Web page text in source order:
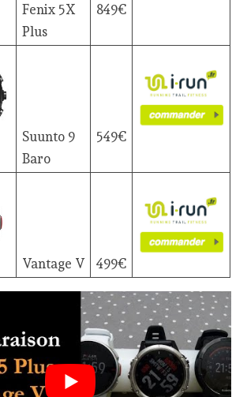
Fenix 5X
Plus
849€
Suunto 9
Baro
549€
Vantage V 499€